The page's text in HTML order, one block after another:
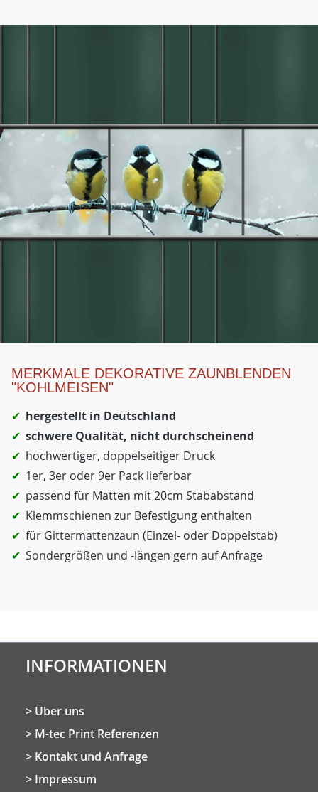
MERKMALE DEKORATIVE ZAUNBLENDEN
"KOHLMEISEN"
hergestellt in Deutschland
schwere Qualität, nicht durchscheinend
hochwertiger, doppelseitiger Druck
1er, 3er oder 9er Pack lieferbar
passend für Matten mit 20cm Stababstand
Klemmschienen zur Befestigung enthalten
für Gittermattenzaun (Einzel- oder Doppelstab)
Sondergrößen und -längen gern auf Anfrage
INFORMATIONEN
Über uns
M-tec Print Referenzen
Kontakt und Anfrage
Impressum